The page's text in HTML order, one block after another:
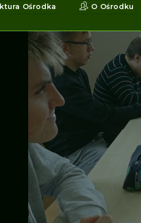
Ośrodka O Ośrodku